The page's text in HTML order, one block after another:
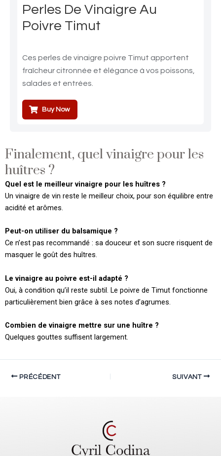
Perles De Vinaigre Au
Poivre Timut
Ces perles de vinaigre poivre Timut apportent
fraîcheur citronnée et élégance à vos poissons,
salades et entrées.
Buy Now
Finalement, quel vinaigre pour les
huîtres ?
Quel est le meilleur vinaigre pour les huîtres ?
Un vinaigre de vin reste le meilleur choix, pour son équilibre entre
acidité et arômes.
Peut-on utiliser du balsamique ?
Ce n’est pas recommandé : sa douceur et son sucre risquent de
masquer le goût des huîtres.
Le vinaigre au poivre est-il adapté ?
Oui, à condition qu’il reste subtil. Le poivre de Timut fonctionne
particulièrement bien grâce à ses notes d’agrumes.
Combien de vinaigre mettre sur une huître ?
Quelques gouttes suffisent largement.
PRÉCÉDENT SUIVANT